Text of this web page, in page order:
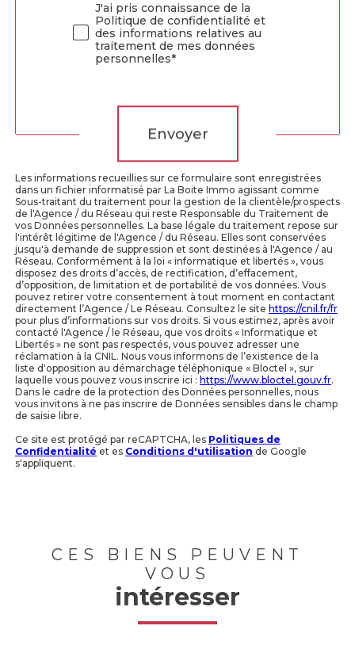
J'ai pris connaissance de la
Politique de confidentialité et
des informations relatives au
traitement de mes données
personnelles*
Envoyer
Les informations recueillies sur ce formulaire sont enregistrées
dans un fichier informatisé par La Boite Immo agissant comme
Sous-traitant du traitement pour la gestion de la clientèle/prospects
de l'Agence / du Réseau qui reste Responsable du Traitement de
vos Données personnelles. La base légale du traitement repose sur
l'intérêt légitime de l'Agence / du Réseau. Elles sont conservées
jusqu'à demande de suppression et sont destinées à l'Agence / au
Réseau. Conformément à la loi « informatique et libertés », vous
disposez des droits d’accès, de rectification, d’effacement,
d’opposition, de limitation et de portabilité de vos données. Vous
pouvez retirer votre consentement à tout moment en contactant
directement l’Agence / Le Réseau. Consultez le site https://cnil.fr/fr
pour plus d’informations sur vos droits. Si vous estimez, après avoir
contacté l'Agence / le Réseau, que vos droits « Informatique et
Libertés » ne sont pas respectés, vous pouvez adresser une
réclamation à la CNIL. Nous vous informons de l’existence de la
liste d'opposition au démarchage téléphonique « Bloctel », sur
laquelle vous pouvez vous inscrire ici : https://www.bloctel.gouv.fr.
Dans le cadre de la protection des Données personnelles, nous
vous invitons à ne pas inscrire de Données sensibles dans le champ
de saisie libre.
Ce site est protégé par reCAPTCHA, les Politiques de
Confidentialité et es Conditions d'utilisation de Google
s'appliquent.
CES BIENS PEUVENT
VOUS
intéresser